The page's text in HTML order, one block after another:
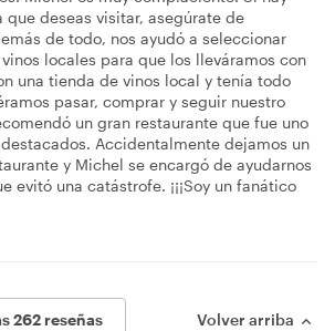
que deseas visitar, asegúrate de
de todo, nos ayudó a seleccionar
locales para que los lleváramos con
una tienda de vinos local y tenía todo
pasar, comprar y seguir nuestro
un gran restaurante que fue uno
Accidentalmente dejamos un
y Michel se encargó de ayudarnos
evitó una catástrofe. ¡¡¡Soy un fanático
262 reseñas Volver arriba